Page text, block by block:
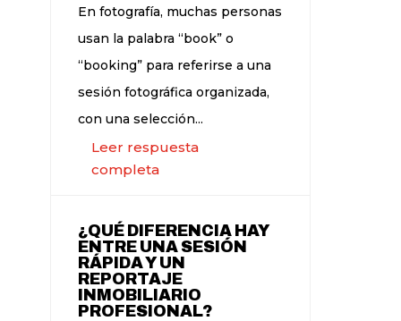
En fotografía, muchas personas
usan la palabra “book” o
“booking” para referirse a una
sesión fotográfica organizada,
con una selección...
Leer respuesta
completa
¿QUÉ DIFERENCIA HAY
ENTRE UNA SESIÓN
RÁPIDA Y UN
REPORTAJE
INMOBILIARIO
PROFESIONAL?